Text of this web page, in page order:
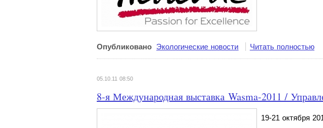
Опубликовано Экологические новости Читать полностью
05.10.11 08:50
8-я Международная выставка Wasma-2011 /
19-21 октября